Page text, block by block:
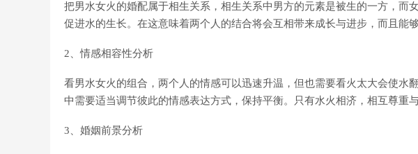
把男水女火的婚配属于相生关系，相生关系中男方的元素是被生的一方，而
促进水的生长。在这意味着两个人的结合将会互相带来成长与进步，而且能够
2、情感相容性分析
看男水女火的组合，两个人的情感可以迅速升温，但也需要看火太大会使水
中需要适当调节彼此的情感表达方式，保持平衡。只有水火相济，相互尊重
3、婚姻前景分析